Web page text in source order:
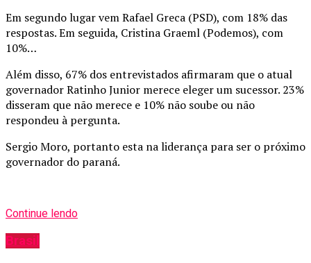
Em segundo lugar vem Rafael Greca (PSD), com 18% das
respostas. Em seguida, Cristina Graeml (Podemos), com
10%…
Além disso, 67% dos entrevistados afirmaram que o atual
governador Ratinho Junior merece eleger um sucessor. 23%
disseram que não merece e 10% não soube ou não
respondeu à pergunta.
Sergio Moro, portanto esta na liderança para ser o próximo
governador do paraná.
Continue lendo
Brasil